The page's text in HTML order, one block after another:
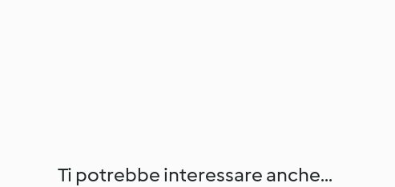
Ti potrebbe interessare anche...